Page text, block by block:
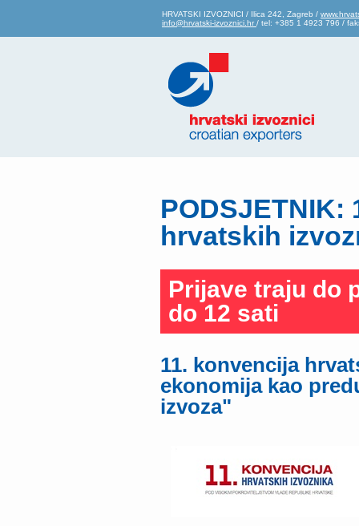
HRVATSKI IZVOZNICI / Ilica 242, Zagreb /
info@hrvatski-izvoznici.hr / tel: +385 1 4923 796 /
PODSJETNIK:
hrvatskih
Prijave traju do
do 12 sati
11. konvencija
ekonomija kao
izvoza"